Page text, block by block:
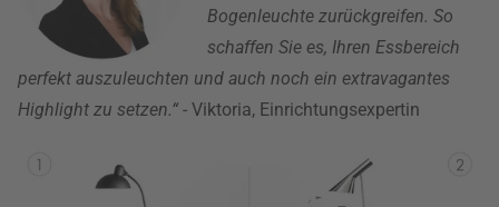
Bogenleuchte zurückgreifen. So
schaffen Sie es, Ihren Essbereich
perfekt auszuleuchten und auch noch ein extravagantes
Highlight zu setzen.“ - Viktoria, Einrichtungsexpertin